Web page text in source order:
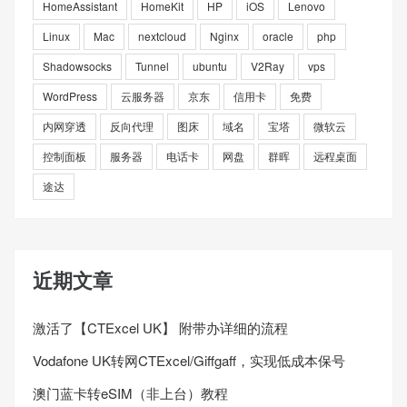
HomeAssistant HomeKit HP iOS
Lenovo
Linux
Mac nextcloud Nginx oracle
php
Shadowsocks
Tunnel ubuntu V2Ray
vps
WordPress
云服务器 京东 信用卡
免费
内网穿透
反向代理 图床 域名 宝塔
微软云
控制面板
服务器 电话卡 网盘 群晖
远程桌面
途达
近期文章
激活了【CTExcel UK】 附带办详细的流程
Vodafone UK转网CTExcel/Giffgaff，实现低成本保号
澳门蓝卡转eSIM（非上台）教程